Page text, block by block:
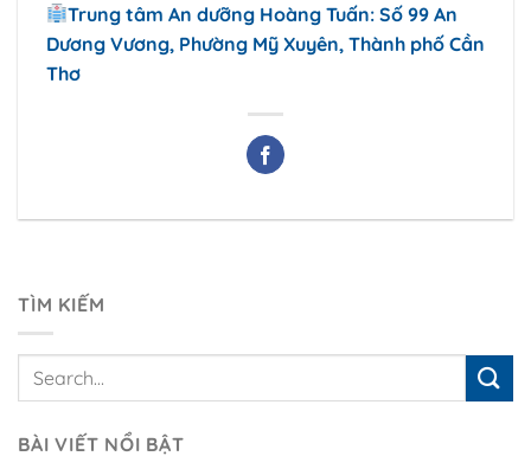
Trung tâm An dưỡng Hoàng Tuấn: Số 99 An
Dương Vương, Phường Mỹ Xuyên, Thành phố Cần
Thơ
TÌM KIẾM
BÀI VIẾT NỔI BẬT